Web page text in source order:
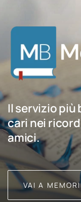
Il servizio più
cari nei
amici.
VAI A